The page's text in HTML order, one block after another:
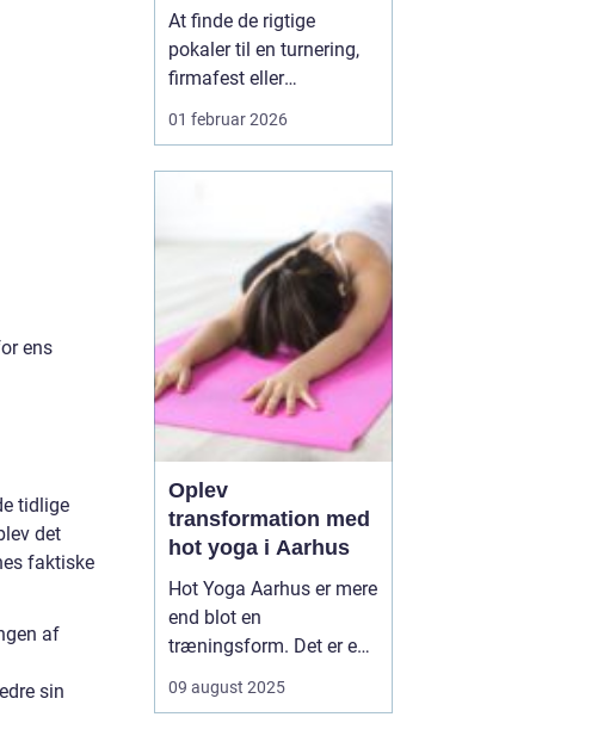
ens
tidlige
det
faktiske
af
sin
enhver begivenhed
At finde de rigtige
pokaler til en turnering,
firmafest eller
skoleafslutning kan virke
et fysisk minde om en
særlig dag, en
præstation eller et
fælless...
01 februar 2026
Oplev
transformation med
hot yoga i Aarhus
Hot Yoga Aarhus er mere
end blot en
træningsform. Det er en
bevægelse og åndedræt
09 august 2025